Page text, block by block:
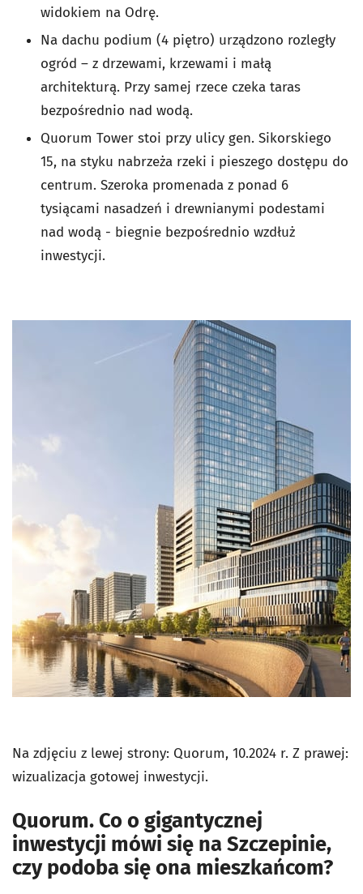
widokiem na Odrę.
Na dachu podium (4 piętro) urządzono rozległy
ogród – z drzewami, krzewami i małą
architekturą. Przy samej rzece czeka taras
bezpośrednio nad wodą.
Quorum Tower stoi przy ulicy gen. Sikorskiego
15, na styku nabrzeża rzeki i pieszego dostępu do
centrum. Szeroka promenada z ponad 6
tysiącami nasadzeń i drewnianymi podestami
nad wodą - biegnie bezpośrednio wzdłuż
inwestycji.
Na zdjęciu z lewej strony: Quorum, 10.2024 r. Z prawej:
wizualizacja gotowej inwestycji.
Quorum. Co o gigantycznej
inwestycji mówi się na Szczepinie,
czy podoba się ona mieszkańcom?